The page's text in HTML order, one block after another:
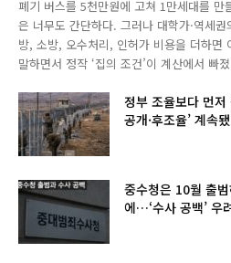
폐기 버스를 5천만원에 고쳐 1만세대를
은 너무도 간단하다. 그러나 대학가·역세
방, 소방, 오수처리, 인허가 비용을 더하면
말하면서 정작 ‘집의 조건’이 계산에서 빠
정부 조율보다 먼
공개·후조율’ 계속
중수청은 10월 출
에…‘수사 공백’ 우